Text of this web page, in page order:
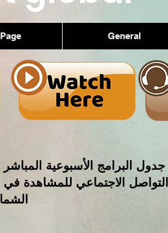
General
جدول البرامج الأسبوعية
التواصل الاجتماعي للمشاهدة